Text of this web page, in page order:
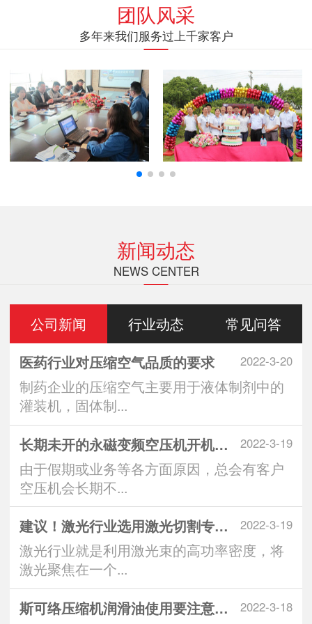
团队风采
多年来我们服务过上千家客户
新闻动态
NEWS CENTER
公司新闻 行业动态 常见问答
2022-3-20
医药行业对压缩空气品质的要求
制药企业的压缩空气主要用于液体制剂中的
灌装机，固体制...
2022-3-19
长期未开的永磁变频空压机开机注意
由于假期或业务等各方面原因，总会有客户
空压机会长期不...
2022-3-19
建议！激光行业选用激光切割专用空
激光行业就是利用激光束的高功率密度，将
激光聚焦在一个...
2022-3-18
斯可络压缩机润滑油使用要注意什么